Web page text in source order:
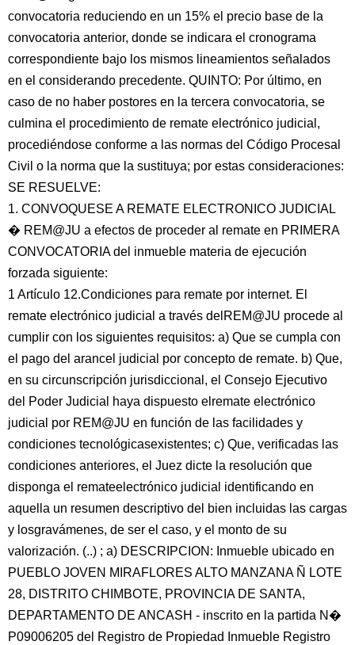
convocatoria reduciendo en un 15% el precio base de la
convocatoria anterior, donde se indicara el cronograma
correspondiente bajo los mismos lineamientos señalados
en el considerando precedente. QUINTO: Por último, en
caso de no haber postores en la tercera convocatoria, se
culmina el procedimiento de remate electrónico judicial,
procediéndose conforme a las normas del Código Procesal
Civil o la norma que la sustituya; por estas consideraciones:
SE RESUELVE:
1. CONVOQUESE A REMATE ELECTRONICO JUDICIAL
� REM@JU a efectos de proceder al remate en PRIMERA
CONVOCATORIA del inmueble materia de ejecución
forzada siguiente:
1 Artículo 12.Condiciones para remate por internet. El
remate electrónico judicial a través delREM@JU procede al
cumplir con los siguientes requisitos: a) Que se cumpla con
el pago del arancel judicial por concepto de remate. b) Que,
en su circunscripción jurisdiccional, el Consejo Ejecutivo
del Poder Judicial haya dispuesto elremate electrónico
judicial por REM@JU en función de las facilidades y
condiciones tecnológicasexistentes; c) Que, verificadas las
condiciones anteriores, el Juez dicte la resolución que
disponga el remateelectrónico judicial identificando en
aquella un resumen descriptivo del bien incluidas las cargas
y losgravámenes, de ser el caso, y el monto de su
valorización. (..) ; a) DESCRIPCION: Inmueble ubicado en
PUEBLO JOVEN MIRAFLORES ALTO MANZANA Ñ LOTE
28, DISTRITO CHIMBOTE, PROVINCIA DE SANTA,
DEPARTAMENTO DE ANCASH - inscrito en la partida N�
P09006205 del Registro de Propiedad Inmueble Registro